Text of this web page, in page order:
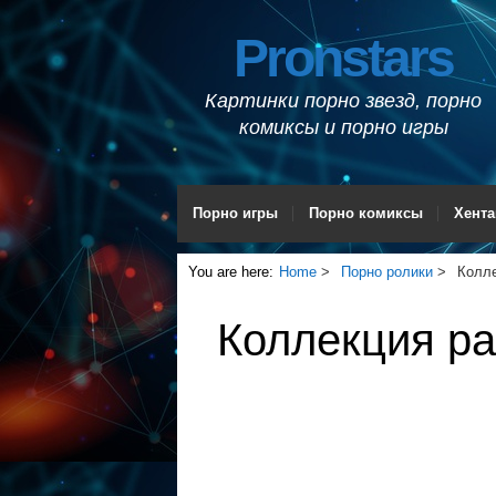
Pronstars
Картинки порно звезд, порно
комиксы и порно игры
Порно игры Порно комиксы
You are here: Home Порно ролики
Коллекция